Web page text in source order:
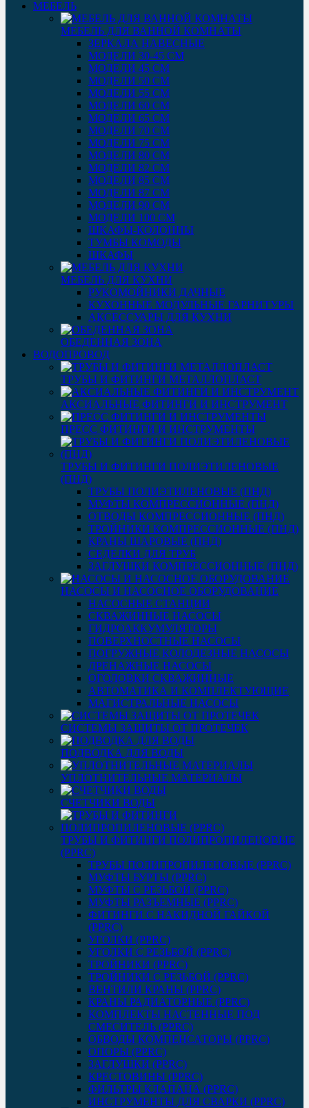
МЕБЕЛЬ
МЕБЕЛЬ ДЛЯ ВАННОЙ КОМНАТЫ
ЗЕРКАЛА НАВЕСНЫЕ
МОДЕЛИ 30-45 СМ
МОДЕЛИ 45 СМ
МОДЕЛИ 50 СМ
МОДЕЛИ 55 СМ
МОДЕЛИ 60 СМ
МОДЕЛИ 65 СМ
МОДЕЛИ 70 СМ
МОДЕЛИ 75 СМ
МОДЕЛИ 80 СМ
МОДЕЛИ 82 СМ
МОДЕЛИ 85 СМ
МОДЕЛИ 87 СМ
МОДЕЛИ 90 СМ
МОДЕЛИ 100 СМ
ШКАФЫ-КОЛОННЫ
ТУМБЫ КОМОДЫ
ШКАФЫ
МЕБЕЛЬ ДЛЯ КУХНИ
РУКОМОЙНИКИ ДАЧНЫЕ
КУХОННЫЕ МОДУЛЬНЫЕ ГАРНИТУРЫ
АКСЕССУАРЫ ДЛЯ КУХНИ
ОБЕДЕННАЯ ЗОНА
ВОДОПРОВОД
ТРУБЫ И ФИТИНГИ МЕТАЛЛОПЛАСТ
АКСИАЛЬНЫЕ ФИТИНГИ И ИНСТРУМЕНТ
ПРЕСС ФИТИНГИ И ИНСТРУМЕНТЫ
ТРУБЫ И ФИТИНГИ ПОЛИЭТИЛЕНОВЫЕ
(ПНД)
ТРУБЫ ПОЛИЭТИЛЕНОВЫЕ (ПНД)
МУФТЫ КОМПРЕССИОННЫЕ (ПНД)
ОТВОДЫ КОМПРЕССИОННЫЕ (ПНД)
ТРОЙНИКИ КОМПРЕССИОННЫЕ (ПНД)
КРАНЫ ШАРОВЫЕ (ПНД)
СЕДЕЛКИ ДЛЯ ТРУБ
ЗАГЛУШКИ КОМПРЕССИОННЫЕ (ПНД)
НАСОСЫ И НАСОСНОЕ ОБОРУДОВАНИЕ
НАСОСНЫЕ СТАНЦИИ
СКВАЖИННЫЕ НАСОСЫ
ГИДРОАККУМУЛЯТОРЫ
ПОВЕРХНОСТНЫЕ НАСОСЫ
ПОГРУЖНЫЕ КОЛОДЕЗНЫЕ НАСОСЫ
ДРЕНАЖНЫЕ НАСОСЫ
ОГОЛОВКИ СКВАЖИННЫЕ
АВТОМАТИКА И КОМПЛЕКТУЮЩИЕ
МАГИСТРАЛЬНЫЕ НАСОСЫ
СИСТЕМЫ ЗАЩИТЫ ОТ ПРОТЕЧЕК
ПОДВОДКА ДЛЯ ВОДЫ
УПЛОТНИТЕЛЬНЫЕ МАТЕРИАЛЫ
СЧЕТЧИКИ ВОДЫ
ТРУБЫ И ФИТИНГИ ПОЛИПРОПИЛЕНОВЫЕ
(PPRC)
ТРУБЫ ПОЛИПРОПИЛЕНОВЫЕ (PPRC)
МУФТЫ БУРТЫ (PPRC)
МУФТЫ C РЕЗЬБОЙ (PPRC)
МУФТЫ РАЗЪЕМНЫЕ (PPRC)
ФИТИНГИ С НАКИДНОЙ ГАЙКОЙ
(PPRC)
УГОЛКИ (PPRC)
УГОЛКИ С РЕЗЬБОЙ (PPRC)
ТРОЙНИКИ (PPRC)
ТРОЙНИКИ С РЕЗЬБОЙ (PPRC)
ВЕНТИЛИ КРАНЫ (PPRC)
КРАНЫ РАДИАТОРНЫЕ (PPRC)
КОМПЛЕКТЫ НАСТЕННЫЕ ПОД
СМЕСИТЕЛЬ (PPRC)
ОБВОДЫ КОМПЕНСАТОРЫ (PPRC)
ОПОРЫ (PPRC)
ЗАГЛУШКИ (PPRC)
КРЕСТОВИНЫ (PPRC)
ФИЛЬТРЫ КЛАПАНА (PPRC)
ИНСТРУМЕНТЫ ДЛЯ СВАРКИ (PPRC)